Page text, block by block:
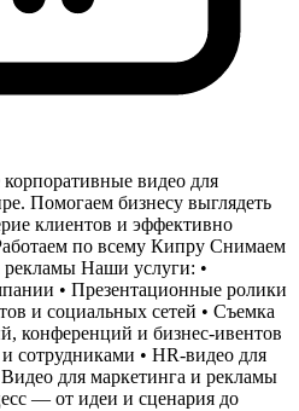
видео для
Помогаем бизнесу выглядеть
клиентов и эффективно
по всему Кипру Снимаем
рекламы Наши услуги: •
• Презентационные ролики
и социальных сетей • Съемка
конференций и бизнес-ивентов
сотрудниками • HR-видео для
для маркетинга и рекламы
— от идеи и сценария до